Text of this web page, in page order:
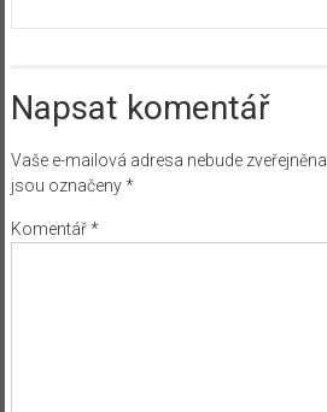
Napsat komentář
Vaše e-mailová adresa nebude zveřejněna.
jsou označeny*
Komentář*